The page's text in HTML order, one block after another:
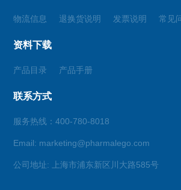
物流信息 退换货说明 发票说明 常见
资料下载
产品目录 产品手册
联系方式
服务热线：400-780-8018
Email: marketing@pharmalego.com
公司地址: 上海市浦东新区川大路585号